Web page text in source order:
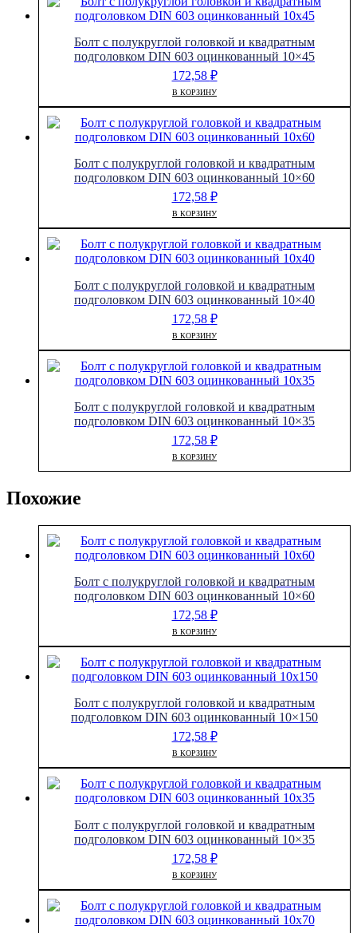
Болт с полукруглой головкой и квадратным
подголовком DIN 603 оцинкованный 10×45
172,58 ₽
В КОРЗИНУ
Болт с полукруглой головкой и квадратным
подголовком DIN 603 оцинкованный 10×60
172,58 ₽
В КОРЗИНУ
Болт с полукруглой головкой и квадратным
подголовком DIN 603 оцинкованный 10×40
172,58 ₽
В КОРЗИНУ
Болт с полукруглой головкой и квадратным
подголовком DIN 603 оцинкованный 10×35
172,58 ₽
В КОРЗИНУ
Похожие
Болт с полукруглой головкой и квадратным
подголовком DIN 603 оцинкованный 10×60
172,58 ₽
В КОРЗИНУ
Болт с полукруглой головкой и квадратным
подголовком DIN 603 оцинкованный 10×150
172,58 ₽
В КОРЗИНУ
Болт с полукруглой головкой и квадратным
подголовком DIN 603 оцинкованный 10×35
172,58 ₽
В КОРЗИНУ